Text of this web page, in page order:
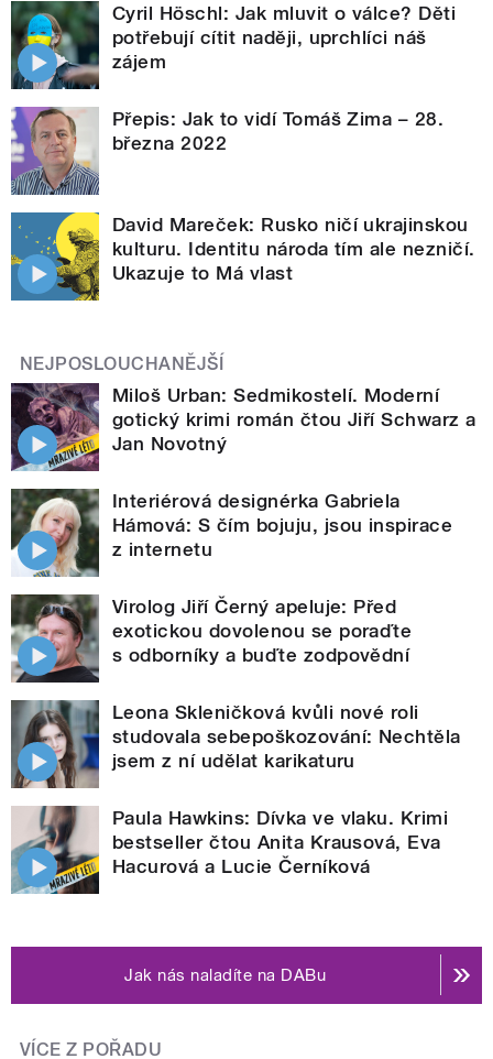
Cyril Höschl: Jak mluvit o válce? Děti
potřebují cítit naději, uprchlíci náš
zájem
Přepis: Jak to vidí Tomáš Zima – 28.
března 2022
David Mareček: Rusko ničí ukrajinskou
kulturu. Identitu národa tím ale nezničí.
Ukazuje to Má vlast
NEJPOSLOUCHANĚJŠÍ
Miloš Urban: Sedmikostelí. Moderní
gotický krimi román čtou Jiří Schwarz a
Jan Novotný
Interiérová designérka Gabriela
Hámová: S čím bojuju, jsou inspirace
z internetu
Virolog Jiří Černý apeluje: Před
exotickou dovolenou se poraďte
s odborníky a buďte zodpovědní
Leona Skleničková kvůli nové roli
studovala sebepoškozování: Nechtěla
jsem z ní udělat karikaturu
Paula Hawkins: Dívka ve vlaku. Krimi
bestseller čtou Anita Krausová, Eva
Hacurová a Lucie Černíková
Jak nás naladíte na DABu
VÍCE Z POŘADU